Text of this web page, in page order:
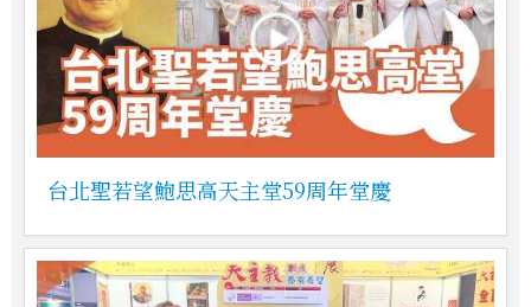
台北聖若望鮑思高天主堂59周年堂慶